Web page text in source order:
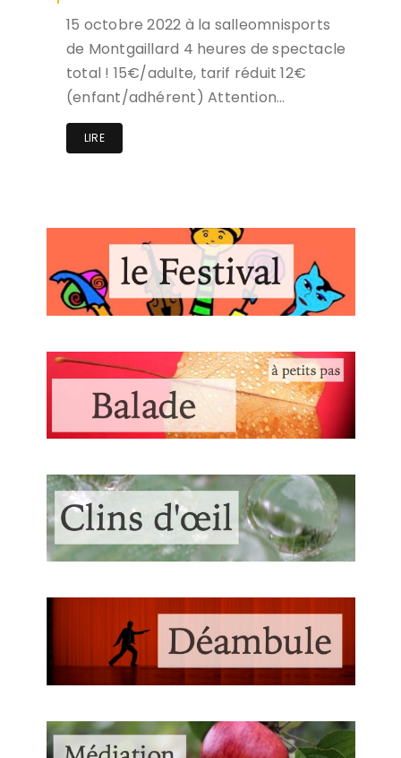
15 octobre 2022 à la salleomnisports
de Montgaillard 4 heures de spectacle
total ! 15€/adulte, tarif réduit 12€
(enfant/adhérent) Attention…
LIRE